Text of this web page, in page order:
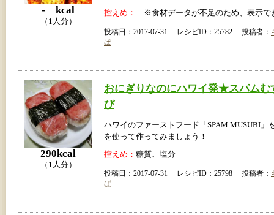
- kcal
（1人分）
控えめ： ※食材データが不足のため、表示で
投稿日：2017-07-31 レシピID：25782 投稿者：
ぱ
290kcal
（1人分）
おにぎりなのにハワイ発★スパムむ
び
ハワイのファーストフード「SPAM MUSUBI」
を使って作ってみましょう！
控えめ： 糖質、塩分
投稿日：2017-07-31 レシピID：25798 投稿者：
ぱ